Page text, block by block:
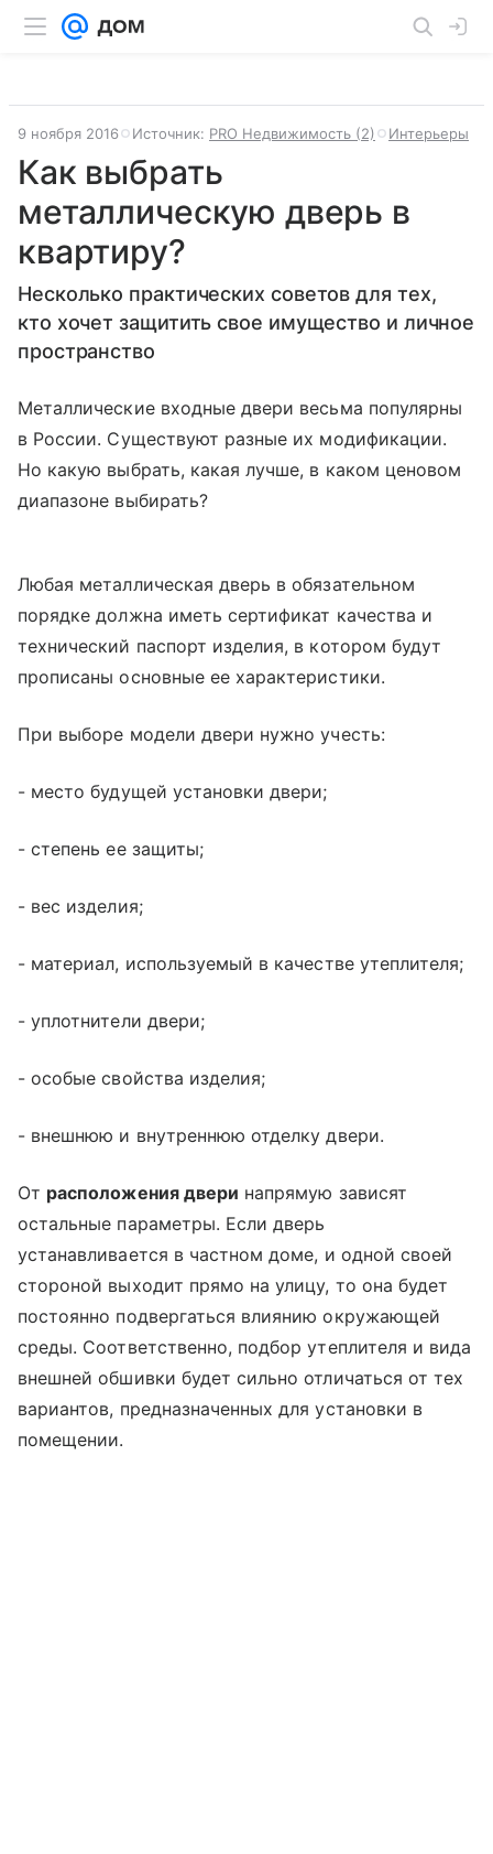
9 ноября 2016 Источник: PRO Недвижимость (2) Интерьеры
Как выбрать
металлическую дверь в
квартиру?
Несколько практических советов для тех,
кто хочет защитить свое имущество и личное
пространство
Металлические входные двери весьма популярны
в России. Существуют разные их модификации.
Но какую выбрать, какая лучше, в каком ценовом
диапазоне выбирать?
Любая металлическая дверь в обязательном
порядке должна иметь сертификат качества и
технический паспорт изделия, в котором будут
прописаны основные ее характеристики.
При выборе модели двери нужно учесть:
- место будущей установки двери;
- степень ее защиты;
- вес изделия;
- материал, используемый в качестве утеплителя;
- уплотнители двери;
- особые свойства изделия;
- внешнюю и внутреннюю отделку двери.
От расположения двери напрямую зависят
остальные параметры. Если дверь
устанавливается в частном доме, и одной своей
стороной выходит прямо на улицу, то она будет
постоянно подвергаться влиянию окружающей
среды. Соответственно, подбор утеплителя и вида
внешней обшивки будет сильно отличаться от тех
вариантов, предназначенных для установки в
помещении.